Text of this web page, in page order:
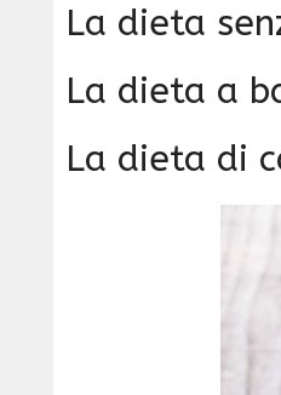
La dieta
La dieta a
La dieta di